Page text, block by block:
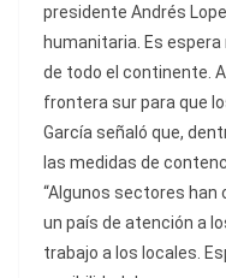
presidente Andrés
humanitaria. Es
de todo el continente.
frontera sur para que
García señaló que,
las medidas de
“Algunos sectores
un país de atención a
trabajo a los locales.